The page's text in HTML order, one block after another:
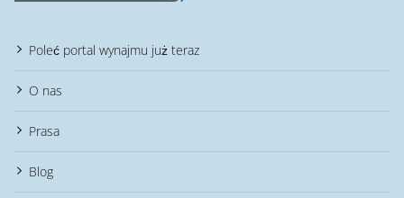
Poleć portal wynajmu już teraz
O nas
Prasa
Blog